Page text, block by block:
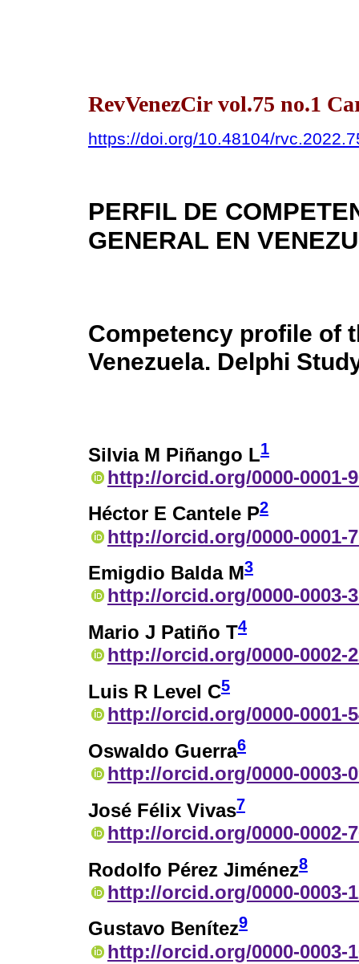
RevVenezCir vol.75 no.1
https://doi.org/10.48104/
PERFIL DE
GENERAL EN
Competency profile of
Venezuela. Delphi
Silvia M Piñango L1
http://orcid.org/0000-0001-
Héctor E Cantele P2
http://orcid.org/0000-0001-
Emigdio Balda M3
http://orcid.org/0000-0003-
Mario J Patiño T4
http://orcid.org/0000-0002-
Luis R Level C5
http://orcid.org/0000-0001-
Oswaldo Guerra6
http://orcid.org/0000-0003-
José Félix Vivas7
http://orcid.org/0000-0002-
Rodolfo Pérez Jiménez8
http://orcid.org/0000-0003-
Gustavo Benítez9
http://orcid.org/0000-0003-